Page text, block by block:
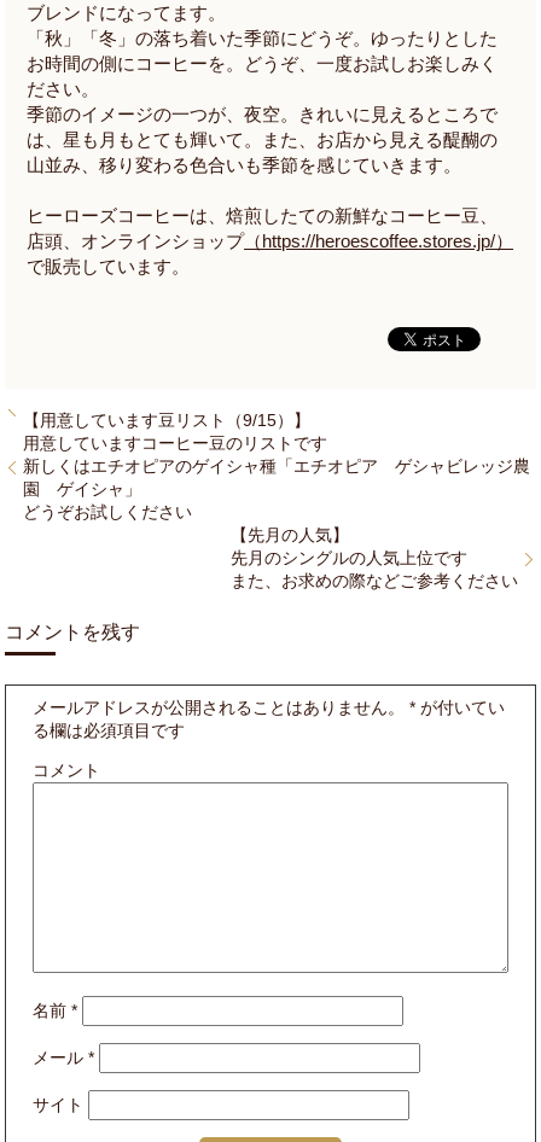
ブレンドになってます。
「秋」「冬」の落ち着いた季節にどうぞ。ゆったりとした
お時間の側にコーヒーを。どうぞ、一度お試しお楽しみく
ださい。
季節のイメージの一つが、夜空。きれいに見えるところで
は、星も月もとても輝いて。また、お店から見える醍醐の
山並み、移り変わる色合いも季節を感じていきます。
ヒーローズコーヒーは、焙煎したての新鮮なコーヒー豆、
店頭、オンラインショップ（https://heroescoffee.stores.jp/）
で販売しています。
【用意しています豆リスト（9/15）】
用意していますコーヒー豆のリストです
新しくはエチオピアのゲイシャ種「エチオピア ゲシャビレッジ農
園 ゲイシャ」
どうぞお試しください
【先月の人気】
先月のシングルの人気上位です
また、お求めの際などご参考ください
コメントを残す
メールアドレスが公開されることはありません。 * が付いてい
る欄は必須項目です
コメント
名前*
メール*
サイト